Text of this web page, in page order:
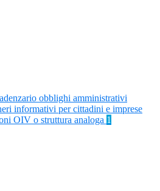
obblighi amministrativi
informativi per cittadini e imprese
OIV o struttura analoga 1